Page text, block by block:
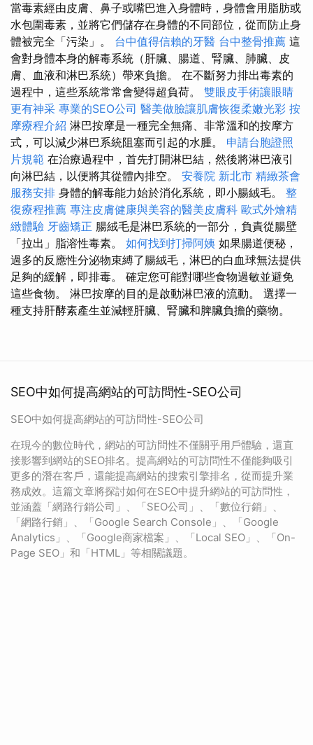
當毒素經由皮膚、鼻子或嘴巴進入身體時，身體會用脂肪或
水包圍毒素，並將它們儲存在身體的不同部位，從而防止身
體被完全「污染」。 台中值得信賴的牙醫 台中整骨推薦 這
會對身體本身的解毒系統（肝臟、腸道、腎臟、肺臟、皮
膚、血液和淋巴系統）帶來負擔。 在不斷努力排出毒素的
過程中，這些系統常常會變得超負荷。 雙眼皮手術讓眼睛
更有神采 專業的SEO公司 醫美做臉讓肌膚恢復柔嫩光彩 按
摩療程介紹 淋巴按摩是一種完全無痛、非常溫和的按摩方
式，可以減少淋巴系統阻塞而引起的水腫。 申請台胞證照
片規範 在治療過程中，首先打開淋巴結，然後將淋巴液引
向淋巴結，以便將其從體內排空。 安養院 新北市 精緻茶會
服務安排 身體的解毒能力始於消化系統，即小腸絨毛。 整
復療程推薦 專注皮膚健康與美容的醫美皮膚科 歐式外燴精
緻體驗 牙齒矯正 腸絨毛是淋巴系統的一部分，負責從腸壁
「拉出」脂溶性毒素。 如何找到打掃阿姨 如果腸道便秘，
過多的反應性分泌物束縛了腸絨毛，淋巴的白血球無法提供
足夠的緩解，即排毒。 確定您可能對哪些食物過敏並避免
這些食物。 淋巴按摩的目的是啟動淋巴液的流動。 選擇一
種支持肝酵素產生並減輕肝臟、腎臟和脾臟負擔的藥物。
SEO中如何提高網站的可訪問性-SEO公司
SEO中如何提高網站的可訪問性-SEO公司
在現今的數位時代，網站的可訪問性不僅關乎用戶體驗，還直
接影響到網站的SEO排名。提高網站的可訪問性不僅能夠吸引
更多的潛在客戶，還能提高網站的搜索引擎排名，從而提升業
務成效。這篇文章將探討如何在SEO中提升網站的可訪問性，
並涵蓋「網路行銷公司」、「SEO公司」、「數位行銷」、
「網路行銷」、「Google Search Console」、「Google
Analytics」、「Google商家檔案」、「Local SEO」、「On-
Page SEO」和「HTML」等相關議題。